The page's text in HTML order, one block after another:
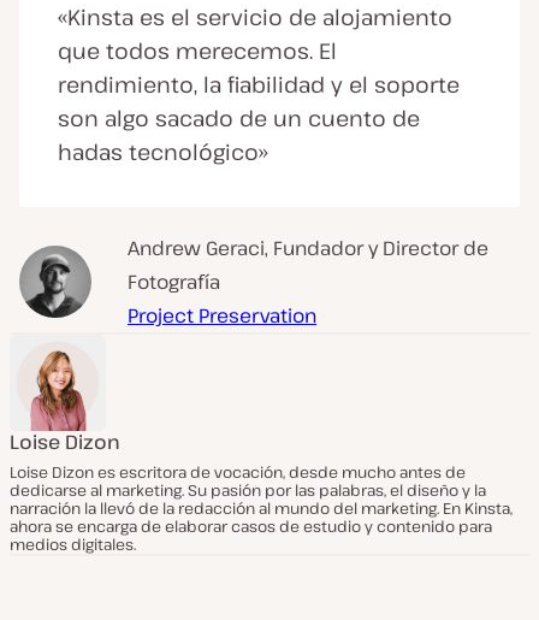
«Kinsta es el servicio de alojamiento
que todos merecemos. El
rendimiento, la fiabilidad y el soporte
son algo sacado de un cuento de
hadas tecnológico»
Andrew Geraci, Fundador y Director de
Fotografía
Project Preservation
Loise Dizon
Loise Dizon es escritora de vocación, desde mucho antes de
dedicarse al marketing. Su pasión por las palabras, el diseño y la
narración la llevó de la redacción al mundo del marketing. En Kinsta,
ahora se encarga de elaborar casos de estudio y contenido para
medios digitales.